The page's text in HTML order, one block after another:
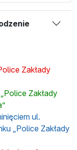
Zakłady
Zakłady
ul.
„Police Zakłady